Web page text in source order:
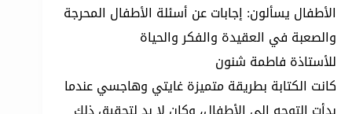
الأطفال يسألون: إجابات عن أسئلة الأطفال المحرجة
والصعبة في العقيدة والفكر والحياة
للأستاذة فاطمة شنون
كانت الكتابة بطريقة متميزة غايتي وهاجسي عندما